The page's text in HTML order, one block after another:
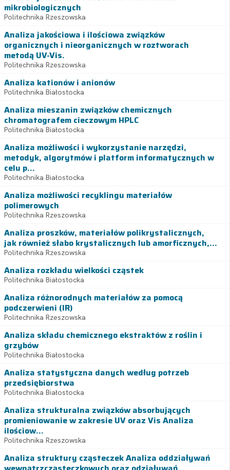
mikrobiologicznych
Politechnika Rzeszowska
Analiza jakościowa i ilościowa związków
organicznych i nieorganicznych w roztworach
metodą UV-Vis.
Politechnika Rzeszowska
Analiza kationów i anionów
Politechnika Białostocka
Analiza mieszanin związków chemicznych
chromatografem cieczowym HPLC
Politechnika Białostocka
Analiza możliwości i wykorzystanie narzędzi,
metodyk, algorytmów i platform informatycznych w
celu p...
Politechnika Białostocka
Analiza możliwości recyklingu materiałów
polimerowych
Politechnika Rzeszowska
Analiza proszków, materiałów polikrystalicznych,
jak również słabo krystalicznych lub amorficznych,...
Politechnika Rzeszowska
Analiza rozkładu wielkości cząstek
Politechnika Białostocka
Analiza różnorodnych materiałów za pomocą
podczerwieni (IR)
Politechnika Rzeszowska
Analiza składu chemicznego ekstraktów z roślin i
grzybów
Politechnika Białostocka
Analiza statystyczna danych według potrzeb
przedsiębiorstwa
Politechnika Białostocka
Analiza strukturalna związków absorbujących
promieniowanie w zakresie UV oraz Vis Analiza
ilościow...
Politechnika Rzeszowska
Analiza struktury cząsteczek Analiza oddziaływań